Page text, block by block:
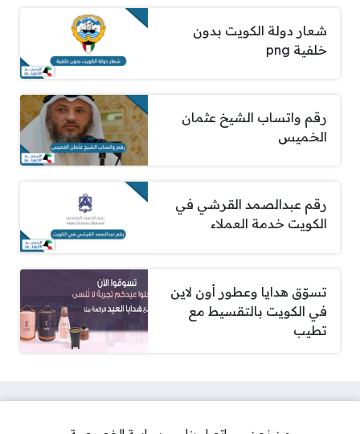
شعار دولة الكويت بدون
خلفية png
رقم واتساب الشيخ عثمان
الخميس
رقم عبدالصمد القرشي في
الكويت خدمة العملاء
تسوّق هدايا وعطور أون لاين
في الكويت بالتقسيط مع
تطيب